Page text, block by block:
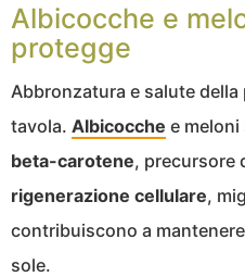
Albicocche e
protegge
Abbronzatura e salute
tavola. Albicocche e
beta-carotene, precursore
rigenerazione cellulare,
contribuiscono a
sole.